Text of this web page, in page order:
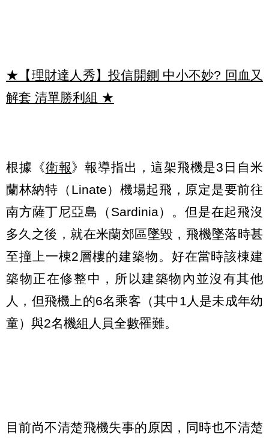
★【理財達人秀】投信開鍘 中小不妙? 回血又
解套 清單勝利組 ★
根據《衛報》報導指出，這架飛機是3日自米
蘭林納特（Linate）機場起飛，原定是要前往
南方薩丁尼亞島（Sardinia）。但是在起飛沒
多久之後，就在米蘭郊區墜毀，飛機墜落時甚
至撞上一棟2層樓的建築物。好在當時該棟建
築物正在修整中，所以建築物內並沒有其他
人，但飛機上的6名乘客（其中1人是未成年幼
童）與2名機組人員全數罹難。
目前尚不清楚飛機失事的原因，同時也不清楚